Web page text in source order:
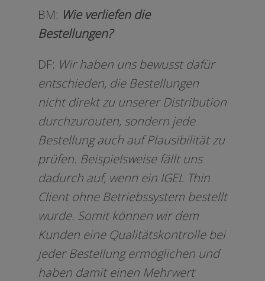
BM: Wie ver­lie­fen die
Bestellungen?
DF: Wir haben uns bewusst dafür
ent­schie­den, die Bestellungen
nicht direkt zu unse­rer Distribution
durch­zu­rou­ten, son­dern jede
Bestellung auch auf Plausibilität zu
prü­fen. Beispielsweise fällt uns
dadurch auf, wenn ein IGEL Thin
Client ohne Betriebssystem bestellt
wur­de. Somit kön­nen wir dem
Kunden eine Qualitätskontrolle bei
jeder Bestellung ermög­li­chen und
haben damit einen Mehrwert